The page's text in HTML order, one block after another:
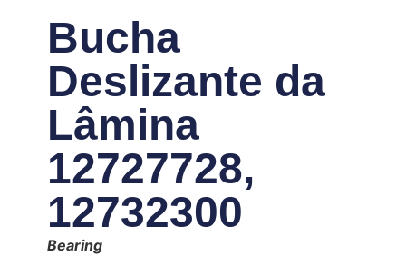
Bucha
Deslizante da
Lâmina
12727728,
12732300
Bearing